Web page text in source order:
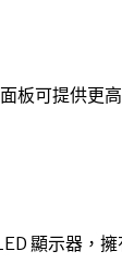
板可提供更
顯示器，